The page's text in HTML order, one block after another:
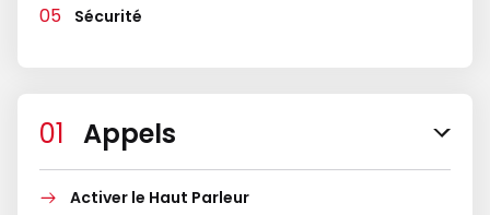
Sécurité
Appels
Activer le Haut Parleur